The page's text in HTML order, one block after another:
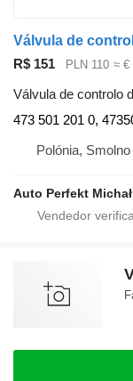
R$ 151 PLN 110 ≈ €
Válvula de controlo
473 501 201 0,
Polónia,
Auto Perfekt